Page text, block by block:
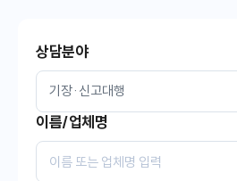
상담분야
이름/업체명